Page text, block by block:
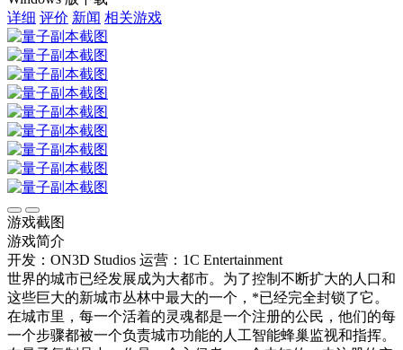
详细 评价 新闻 相关游戏
游戏截图
游戏简介
开发：ON3D Studios 运营：1C Entertainment
世界的城市已经发展成为大都市。为了控制不断扩大的人口和
这些巨大的新城市丛林中最大的一个，*已经完全封锁了它。
在城市里，每一个活着的灵魂都是一个注册的公民，他们的每
一个步骤都被一个负责城市功能的人工智能蜂巢监视和指挥。